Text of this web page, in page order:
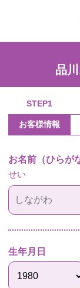
品
STEP1
お客様情報
お名前（ひらが
せい
生年月日